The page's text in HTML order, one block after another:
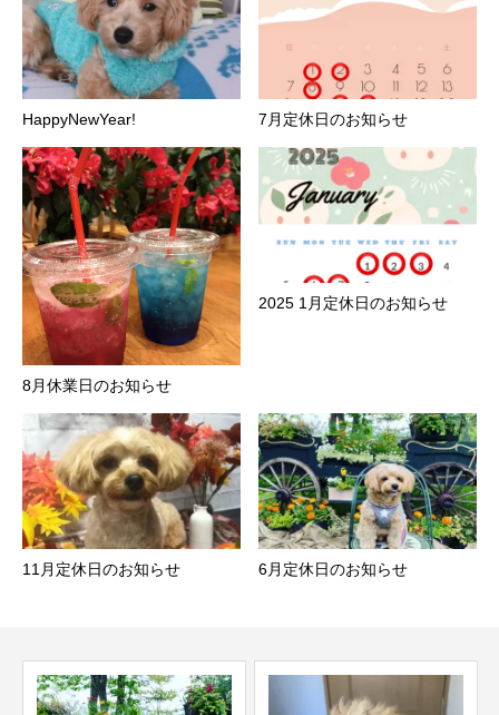
HappyNewYear! 7月定休日のお知らせ
8月休業日のお知らせ
2025 1月定休日のお知らせ
11月定休日のお知らせ 6月定休日のお知らせ